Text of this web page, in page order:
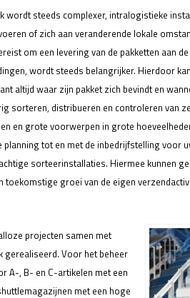
wordt steeds complexer, intralogistieke
of zich aan veranderende lokale
om een levering van de pakketten aan
wordt steeds belangrijker. Hierdoor
altijd waar zijn pakket zich bevindt en
sorteren, distribueren en controleren van
en grote voorwerpen in grote
tot en met de inbedrijfstelling voor
sorteerinstallaties. Hiermee kunnen
toekomstige groei van de eigen
projecten samen met
Voor het beheer
A-, B- en C-artikelen met een
met een hoge